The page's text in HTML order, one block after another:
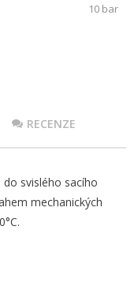
10 bar
RECENZE
svislého sacího
mechanických